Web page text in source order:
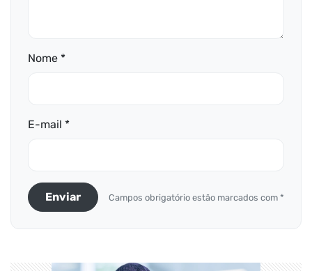
Nome *
E-mail *
Enviar Campos obrigatório estão marcados com *